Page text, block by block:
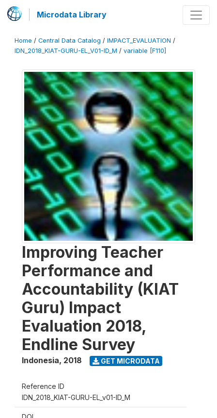
Microdata Library
Home / Central Data Catalog / IMPACT_EVALUATION /
IDN_2018_KIAT-GURU-EL_V01-ID_M / variable [F110]
Improving Teacher
Performance and
Accountability (KIAT
Guru) Impact
Evaluation 2018,
Endline Survey
Indonesia, 2018 GET MICRODATA
Reference ID
IDN_2018_KIAT-GURU-EL_v01-ID_M